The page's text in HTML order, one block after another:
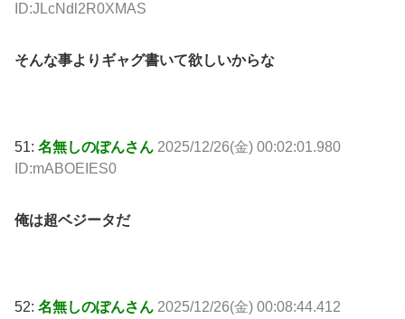
ID:JLcNdl2R0XMAS
そんな事よりギャグ書いて欲しいからな
51: 名無しのぽんさん 2025/12/26(金) 00:02:01.980
ID:mABOEIES0
俺は超ベジータだ
52: 名無しのぽんさん 2025/12/26(金) 00:08:44.412